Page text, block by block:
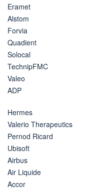
Eramet
Alstom
Forvia
Quadient
Solocal
TechnipFMC
Valeo
ADP
Hermes
Valerio Therapeutics
Pernod Ricard
Ubisoft
Airbus
Air Liquide
Accor